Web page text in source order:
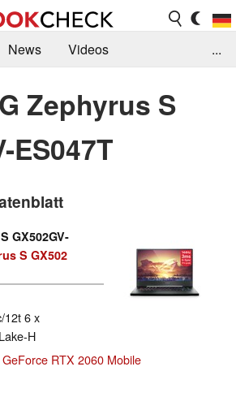
News
Videos
Suche
Jobs
...
Zephyrus S
ES047T
GX502GV-
S GX502
12t 6 x
H
RTX 2060 Mobile